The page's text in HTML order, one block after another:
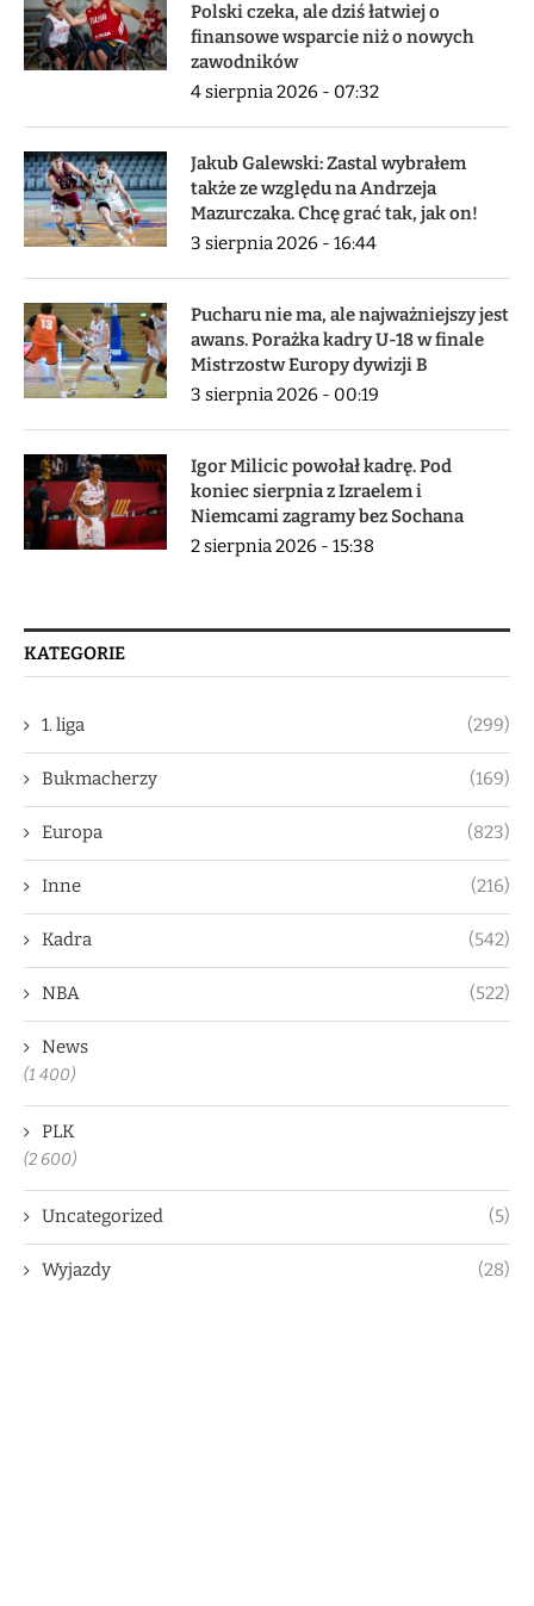
Polski czeka, ale dziś łatwiej o
finansowe wsparcie niż o nowych
zawodników
4 sierpnia 2026 - 07:32
Jakub Galewski: Zastal wybrałem
także ze względu na Andrzeja
Mazurczaka. Chcę grać tak, jak on!
3 sierpnia 2026 - 16:44
Pucharu nie ma, ale najważniejszy jest
awans. Porażka kadry U-18 w finale
Mistrzostw Europy dywizji B
3 sierpnia 2026 - 00:19
Igor Milicic powołał kadrę. Pod
koniec sierpnia z Izraelem i
Niemcami zagramy bez Sochana
2 sierpnia 2026 - 15:38
KATEGORIE
1. liga (299)
Bukmacherzy (169)
Europa (823)
Inne (216)
Kadra (542)
NBA (522)
News
(1 400)
PLK
(2 600)
Uncategorized (5)
Wyjazdy (28)